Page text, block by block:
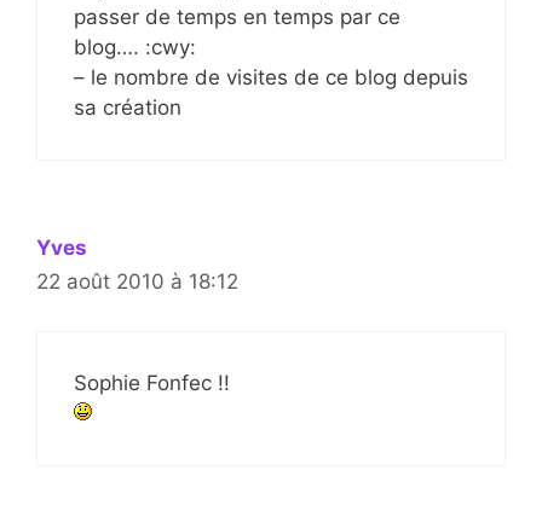
passer de temps en temps par ce
blog…. :cwy:
– le nombre de visites de ce blog depuis
sa création
Yves
22 août 2010 à 18:12
Sophie Fonfec !!